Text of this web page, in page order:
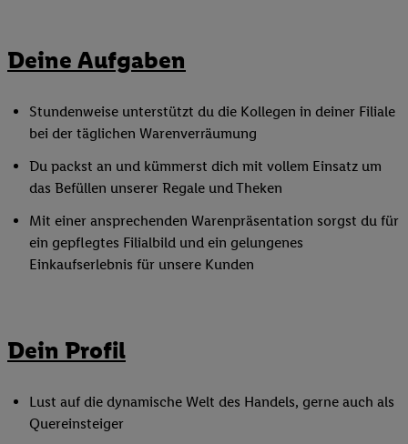
Deine Aufgaben
Stundenweise unterstützt du die Kollegen in deiner Filiale
bei der täglichen Warenverräumung
Du packst an und kümmerst dich mit vollem Einsatz um
das Befüllen unserer Regale und Theken
Mit einer ansprechenden Warenpräsentation sorgst du für
ein gepflegtes Filialbild und ein gelungenes
Einkaufserlebnis für unsere Kunden
Dein Profil
Lust auf die dynamische Welt des Handels, gerne auch als
Quereinsteiger